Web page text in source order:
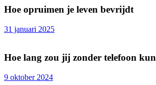
Hoe opruimen je leven bevrijdt
31 januari 2025
Hoe lang zou jij zonder telefoon
9 oktober 2024